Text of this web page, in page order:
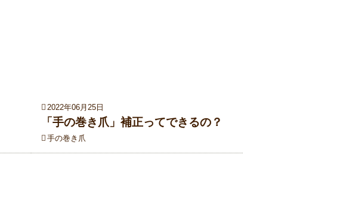
2022年06月25日
「手の巻き爪」補正ってできるの？
手の巻き爪